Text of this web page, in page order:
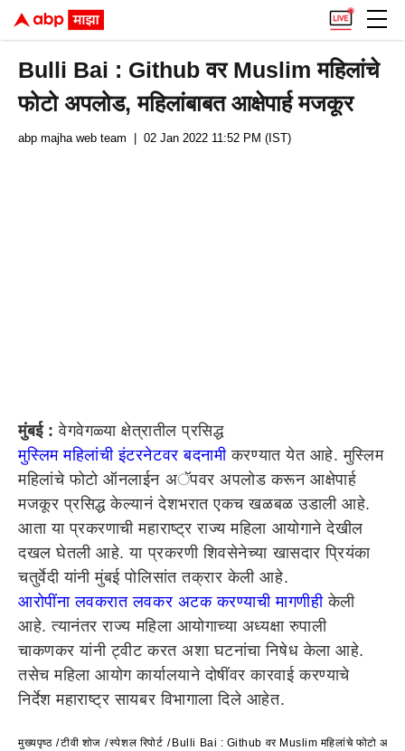
Bulli Bai : Github वर Muslim महिलांचे
फोटो अपलोड, महिलांबाबत आक्षेपार्ह मजकूर
abp majha web team | 02 Jan 2022 11:52 PM (IST)
मुंबई : वेगवेगळ्या क्षेत्रातील प्रसिद्ध
मुस्लिम महिलांची इंटरनेटवर बदनामीकरण्यात येत आहे. मुस्लिम
महिलांचे फोटो ऑनलाईन अॅपवर अपलोड करून आक्षेपार्ह
मजकूर प्रसिद्ध केल्यानं देशभरात एकच खळबळ उडाली आहे.
आता या प्रकरणाची महाराष्ट्र राज्य महिला आयोगाने देखील
दखल घेतली आहे. या प्रकरणी शिवसेनेच्या खासदार प्रियंका
चतुर्वेदी यांनी मुंबई पोलिसांत तक्रार केली आहे.
आरोपींना लवकरात लवकर अटक करण्याची मागणीहीकेली
आहे. त्यानंतर राज्य महिला आयोगाच्या अध्यक्षा रुपाली
चाकणकर यांनी ट्वीट करत अशा घटनांचा निषेध केला आहे.
तसेच महिला आयोग कार्यालयाने दोषींवर कारवाई करण्याचे
निर्देश महाराष्ट्र सायबर विभागाला दिले आहेत.
मुख्यपृष्ठ टीवी शोज स्पेशल रिपोर्ट Bulli Bai : Github वर Muslim महिलांचे फोटो